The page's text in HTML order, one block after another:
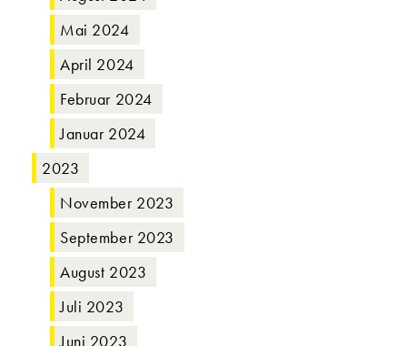
Mai 2024
April 2024
Februar 2024
Januar 2024
2023
November 2023
September 2023
August 2023
Juli 2023
Juni 2023